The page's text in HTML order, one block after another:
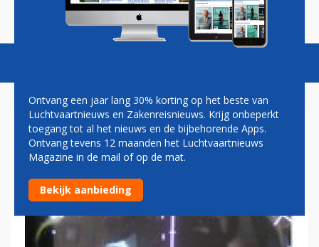
Magazine Podcasts Vacatures
DAVID VAN VLIET: INCLUSIEF
OF EXCLUSIEF BATTERIJEN...
Ontvang een jaar lang 30% korting op het beste van
Luchtvaartnieuws en Zakenreisnieuws. Krijg onbeperkt
toegang tot al het nieuws en de bijbehorende Apps.
Ontvang tevens 12 maanden het Luchtvaartnieuws
Magazine in de mail of op de mat.
Bekijk aanbieding